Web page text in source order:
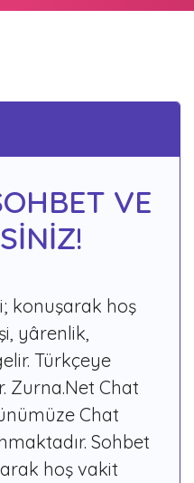
VE
konuşarak hoş
yârenlik,
Türkçeye
Zurna.Net Chat
Chat
Sohbet
hoş vakit